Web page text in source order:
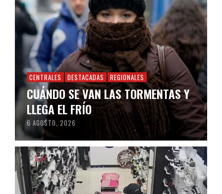
CENTRALES DESTACADAS REGIONALES
CUÁNDO SE VAN LAS TORMENTAS Y
LLEGA EL FRÍO
6 AGOSTO, 2026